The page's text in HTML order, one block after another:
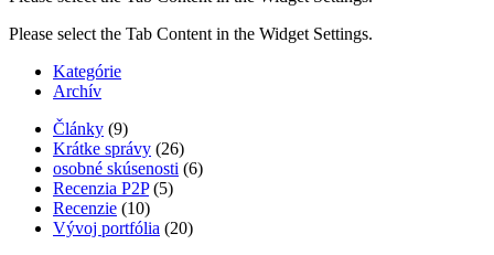
Please select the Tab Content in the Widget Settings.
Kategórie
Archív
Články (9)
Krátke správy (26)
osobné skúsenosti (6)
Recenzia P2P(5)
Recenzie (10)
Vývoj portfólia (20)